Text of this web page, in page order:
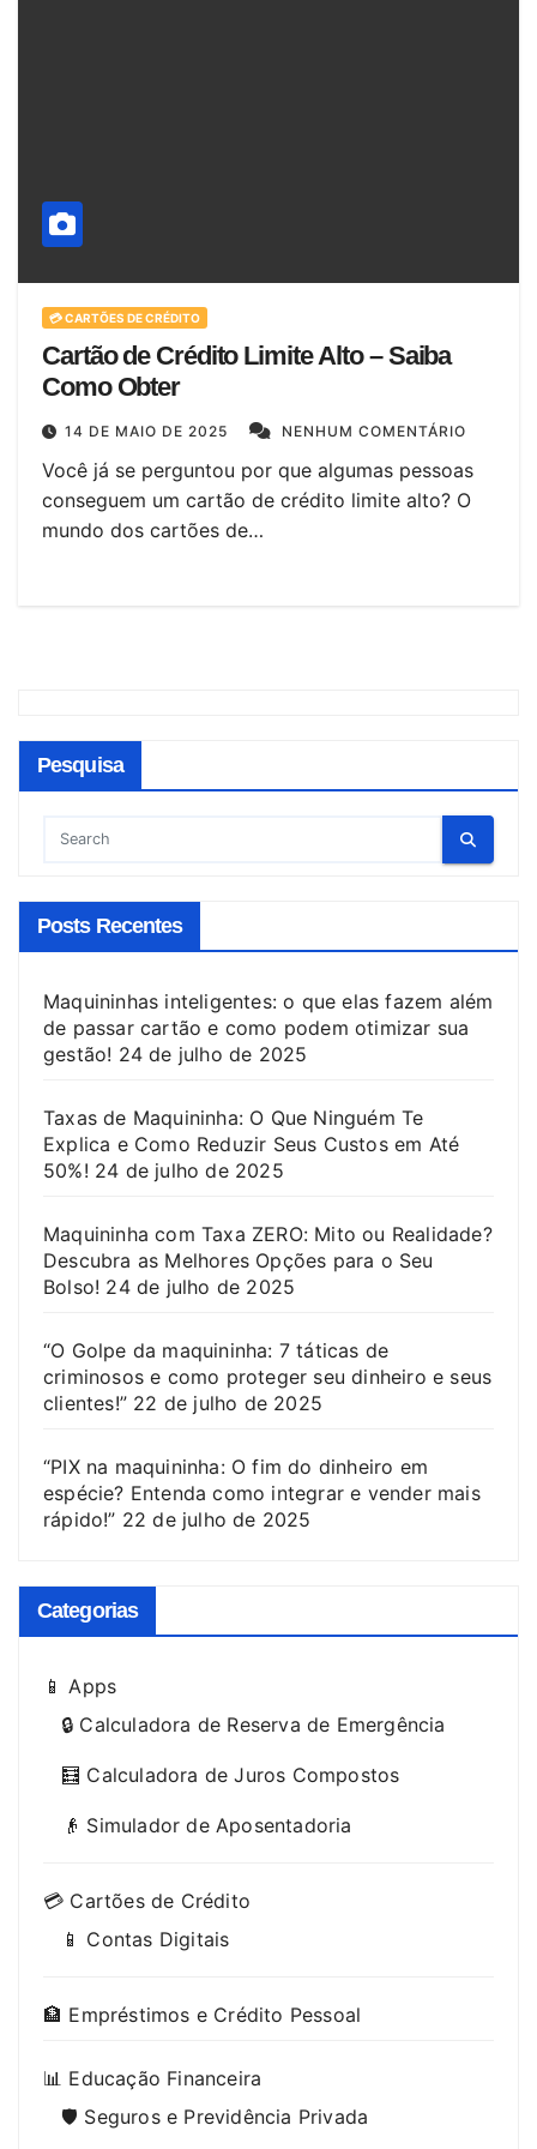
💳 CARTÕES DE CRÉDITO
Cartão de Crédito Limite Alto – Saiba
Como Obter
14 DE MAIO DE 2025 NENHUM COMENTÁRIO
Você já se perguntou por que algumas pessoas
conseguem um cartão de crédito limite alto? O
mundo dos cartões de…
Pesquisa
Posts Recentes
Maquininhas inteligentes: o que elas fazem além
de passar cartão e como podem otimizar sua
gestão! 24 de julho de 2025
Taxas de Maquininha: O Que Ninguém Te
Explica e Como Reduzir Seus Custos em Até
50%! 24 de julho de 2025
Maquininha com Taxa ZERO: Mito ou Realidade?
Descubra as Melhores Opções para o Seu
Bolso! 24 de julho de 2025
“O Golpe da maquininha: 7 táticas de
criminosos e como proteger seu dinheiro e seus
clientes!” 22 de julho de 2025
“PIX na maquininha: O fim do dinheiro em
espécie? Entenda como integrar e vender mais
rápido!” 22 de julho de 2025
Categorias
📱 Apps
🔒 Calculadora de Reserva de Emergência
🧮 Calculadora de Juros Compostos
👴 Simulador de Aposentadoria
💳 Cartões de Crédito
📱 Contas Digitais
🏦 Empréstimos e Crédito Pessoal
📊 Educação Financeira
🛡️ Seguros e Previdência Privada